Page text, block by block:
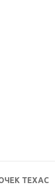
ТЕХАС